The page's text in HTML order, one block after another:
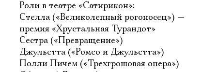
Роли в театре «Сатирикон»:
Стелла («Великолепный рогоносец») —
премия «Хрустальная Турандот»
Сестра («Превращение»)
Джульетта («Ромео и Джульетта»)
Полли Пичем («Трехгрошовая опера»)